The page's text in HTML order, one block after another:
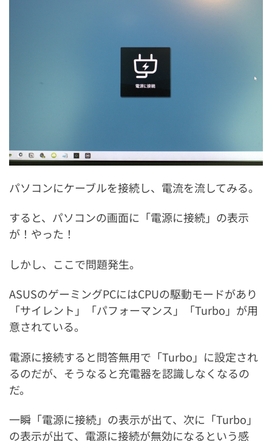
パソコンにケーブルを接続し、電流を流してみる。
すると、パソコンの画面に「電源に接続」の表示
が！やった！
しかし、ここで問題発生。
ASUSのゲーミングPCにはCPUの駆動モードがあり
「サイレント」「パフォーマンス」「Turbo」が用
意されている。
電源に接続すると問答無用で「Turbo」に設定され
るのだが、そうなると充電器を認識しなくなるの
だ。
一瞬「電源に接続」の表示が出て、次に「Turbo」
の表示が出て、電源に接続が無効になるという感